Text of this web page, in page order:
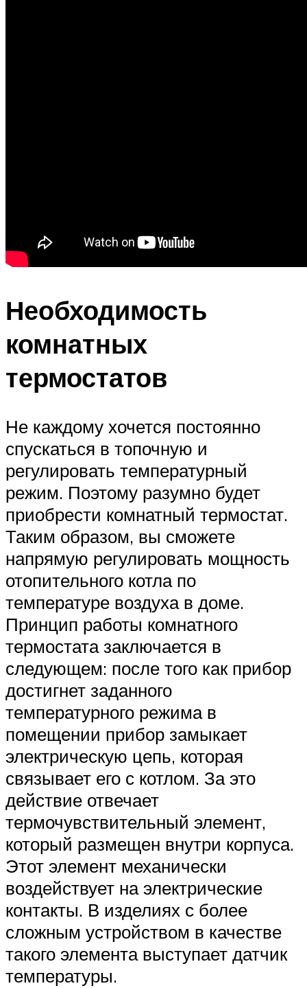
Необходимость
комнатных
термостатов
Не каждому хочется постоянно
спускаться в топочную и
регулировать температурный
режим. Поэтому разумно будет
приобрести комнатный термостат.
Таким образом, вы сможете
напрямую регулировать мощность
отопительного котла по
температуре воздуха в доме.
Принцип работы комнатного
термостата заключается в
следующем: после того как прибор
достигнет заданного
температурного режима в
помещении прибор замыкает
электрическую цепь, которая
связывает его с котлом. За это
действие отвечает
термочувствительный элемент,
который размещен внутри корпуса.
Этот элемент механически
воздействует на электрические
контакты. В изделиях с более
сложным устройством в качестве
такого элемента выступает датчик
температуры.